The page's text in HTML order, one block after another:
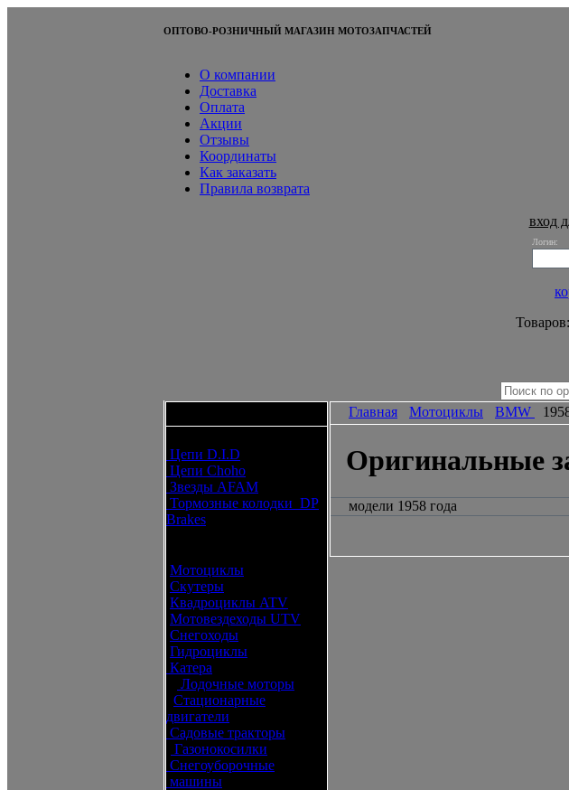
ОПТОВО-РОЗНИЧНЫЙ МАГАЗИН МОТОЗАПЧАСТЕЙ
О компании
Доставка
Оплата
Акции
Отзывы
Координаты
Как заказать
Правила возврата
вход
Логин:
Цепи D.I.D
Цепи Choho
Звезды AFAM
Тормозные колодки DP
Brakes
Мотоциклы
Скутеры
Квадроциклы ATV
Мотовездеходы UTV
Снегоходы
Гидроциклы
Катера
Лодочные моторы
Стационарные
двигатели
Садовые тракторы
Газонокосилки
Снегоуборочные
машины
Главная Мотоциклы BMW
Оригинальные
модели 1958 года